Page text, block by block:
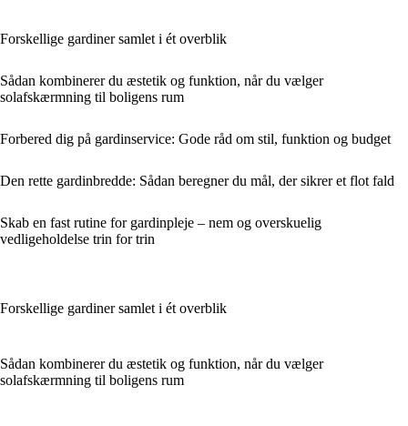
Forskellige gardiner samlet i ét overblik
Sådan kombinerer du æstetik og funktion, når du vælger
solafskærmning til boligens rum
Forbered dig på gardinservice: Gode råd om stil, funktion og budget
Den rette gardinbredde: Sådan beregner du mål, der sikrer et flot fald
Skab en fast rutine for gardinpleje – nem og overskuelig
vedligeholdelse trin for trin
Forskellige gardiner samlet i ét overblik
Sådan kombinerer du æstetik og funktion, når du vælger
solafskærmning til boligens rum